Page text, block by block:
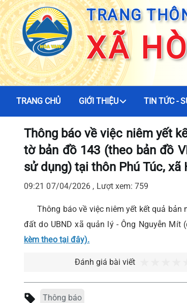
TRANG
XÃ
TRANG CHỦ GIỚI THIỆU TIN TỨC -
Thông báo về việc niêm yết
tờ bản đồ 143 (theo bản đồ
sử dụng) tại thôn Phú Túc, xã
09:21 07/04/2026 , Lượt xem: 759
Thông báo về việc niêm yết kết quả bản
đất do UBND xã quản lý - Ông Nguyễn
kèm theo tại đây).
Đánh giá bài viết
Thông báo